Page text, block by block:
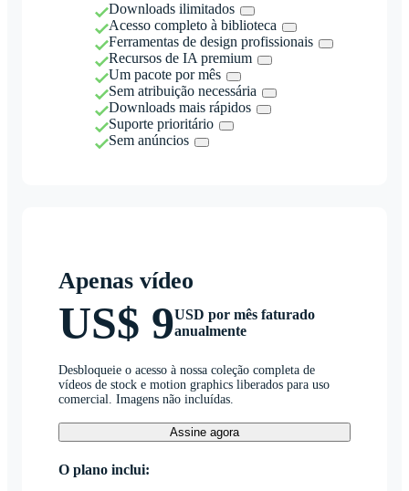
Downloads ilimitados
Acesso completo à biblioteca
Ferramentas de design profissionais
Recursos de IA premium
Um pacote por mês
Sem atribuição necessária
Downloads mais rápidos
Suporte prioritário
Sem anúncios
Apenas vídeo
US$ 9USD por mês faturado
anualmente
Desbloqueie o acesso à nossa coleção completa de
vídeos de stock e motion graphics liberados para uso
comercial. Imagens não incluídas.
Assine agora
O plano inclui: